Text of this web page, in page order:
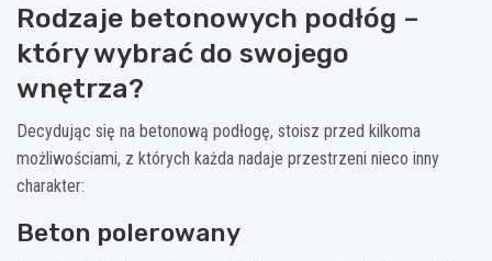
Rodzaje betonowych podłóg –
który wybrać do swojego
wnętrza?
Decydując się na betonową podłogę, stoisz przed kilkoma
możliwościami, z których każda nadaje przestrzeni nieco inny
charakter:
Beton polerowany